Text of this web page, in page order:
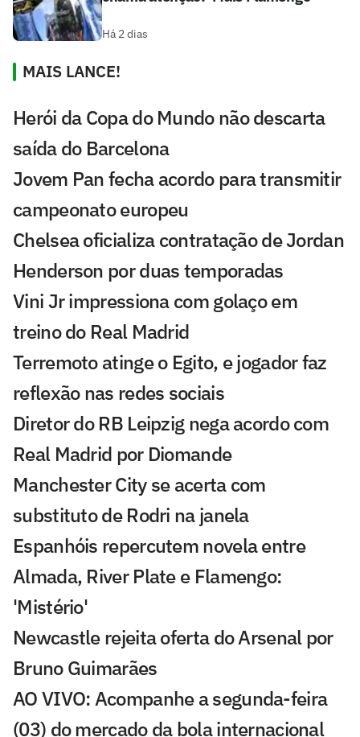
Há 2 dias
MAIS LANCE!
Herói da Copa do Mundo não descarta
saída do Barcelona
Jovem Pan fecha acordo para transmitir
campeonato europeu
Chelsea oficializa contratação de Jordan
Henderson por duas temporadas
Vini Jr impressiona com golaço em
treino do Real Madrid
Terremoto atinge o Egito, e jogador faz
reflexão nas redes sociais
Diretor do RB Leipzig nega acordo com
Real Madrid por Diomande
Manchester City se acerta com
substituto de Rodri na janela
Espanhóis repercutem novela entre
Almada, River Plate e Flamengo:
'Mistério'
Newcastle rejeita oferta do Arsenal por
Bruno Guimarães
AO VIVO: Acompanhe a segunda-feira
(03) do mercado da bola internacional